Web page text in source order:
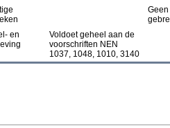
Geen
en
Voldoet geheel aan de
voorschriften NEN
1037, 1048, 1010, 3140